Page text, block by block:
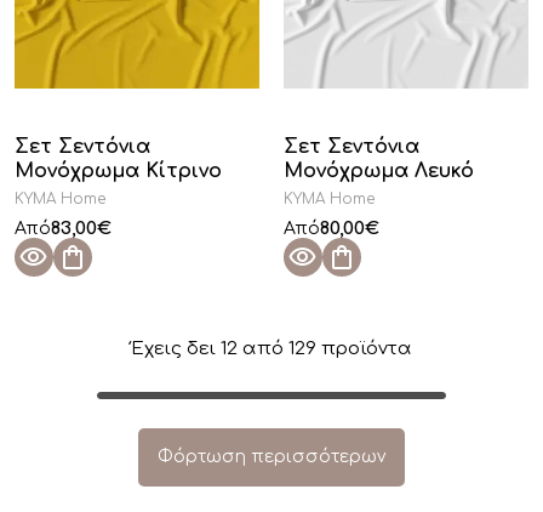
Σετ Σεντόνια
Μονόχρωμα Κίτρινο
KYMA Home
Από83,00€
Σετ Σεντόνια
Μονόχρωμα Λευκό
KYMA Home
Από80,00€
Έχεις δει 12 από 129 προϊόντα
Φόρτωση περισσότερων